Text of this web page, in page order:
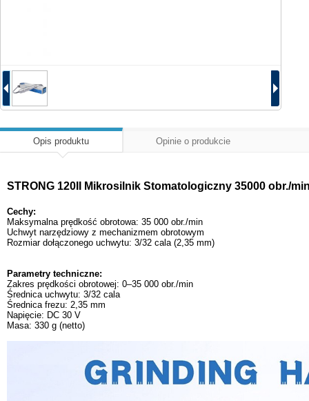
Opis produktu Opinie o produkcie
STRONG 120II Mikrosilnik Stomatologiczny 35000 obr./
Cechy:
Maksymalna prędkość obrotowa: 35 000 obr./min
Uchwyt narzędziowy z mechanizmem obrotowym
Rozmiar dołączonego uchwytu: 3/32 cala (2,35 mm)
Parametry techniczne:
Zakres prędkości obrotowej: 0–35 000 obr./min
Średnica uchwytu: 3/32 cala
Średnica frezu: 2,35 mm
Napięcie: DC 30 V
Masa: 330 g (netto)